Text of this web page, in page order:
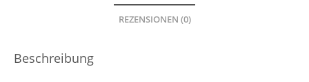
REZENSIONEN (0)
Beschreibung